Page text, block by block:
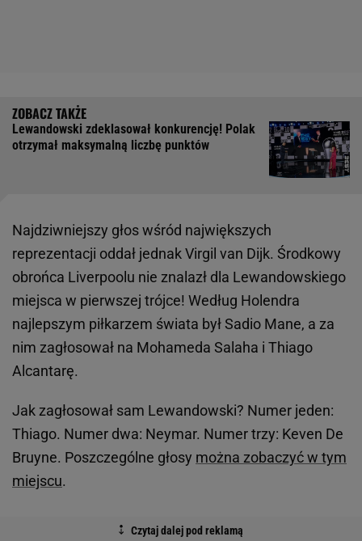
Lewandowski zdeklasował konkurencję! Polak
otrzymał maksymalną liczbę punktów
Najdziwniejszy głos wśród największych
reprezentacji oddał jednak Virgil van Dijk. Środkowy
obrońca Liverpoolu nie znalazł dla Lewandowskiego
miejsca w pierwszej trójce! Według Holendra
najlepszym piłkarzem świata był Sadio Mane, a za
nim zagłosował na Mohameda Salaha i Thiago
Alcantarę.
Jak zagłosował sam Lewandowski? Numer jeden:
Thiago. Numer dwa: Neymar. Numer trzy: Keven De
Bruyne. Poszczególne głosy można zobaczyć w tym
miejscu.